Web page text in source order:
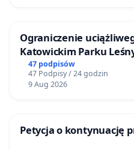
Ograniczenie
Katowickim Parku
Stawów i na Lotnisku
47 podpisów
47 Podpisy / 24 godzin
9 Aug 2026
Petycja o kontynuację